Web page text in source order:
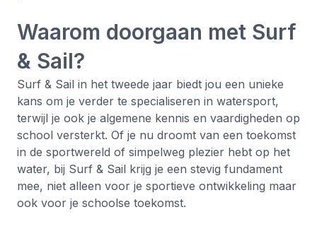
Waarom doorgaan met Surf
& Sail?
Surf & Sail in het tweede jaar biedt jou een unieke
kans om je verder te specialiseren in watersport,
terwijl je ook je algemene kennis en vaardigheden op
school versterkt. Of je nu droomt van een toekomst
in de sportwereld of simpelweg plezier hebt op het
water, bij Surf & Sail krijg je een stevig fundament
mee, niet alleen voor je sportieve ontwikkeling maar
ook voor je schoolse toekomst.